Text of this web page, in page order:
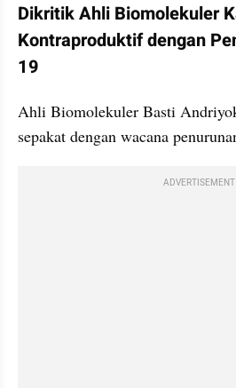
Dikritik Ahli Biomolekuler
Kontraproduktif dengan
19
Ahli Biomolekuler Basti
sepakat dengan wacana
ADVERTISEMENT